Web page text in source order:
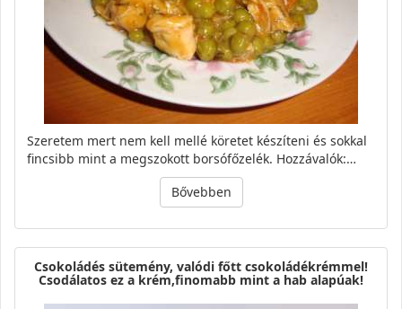
Szeretem mert nem kell mellé köretet készíteni és sokkal
fincsibb mint a megszokott borsófőzelék. Hozzávalók:…
Bővebben
Csokoládés sütemény, valódi főtt csokoládékrémmel!
Csodálatos ez a krém,finomabb mint a hab alapúak!